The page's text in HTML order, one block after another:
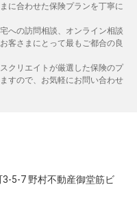
に合わせた保険プランを丁寧に
への訪問相談、オンライン相談
客さまにとって最もご都合の良
クリエイトが厳選した保険のプ
すので、お気軽にお問い合わせ
5-7 野村不動産御堂筋ビ